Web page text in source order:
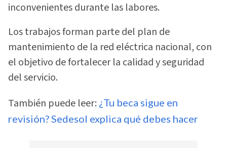
inconvenientes durante las labores.
Los trabajos forman parte del plan de
mantenimiento de la red eléctrica nacional, con
el objetivo de fortalecer la calidad y seguridad
del servicio.
También puede leer: ¿Tu beca sigue en
revisión? Sedesol explica qué debes hacer